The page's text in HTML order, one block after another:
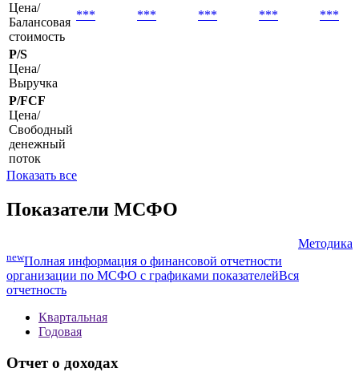
Цена/
Балансовая
стоимость
*** *** *** *** ***
P/S
Цена/
Выручка
P/FCF
Цена/
Свободный
денежный
поток
Показать все
Показатели МСФО
Методика
newПолная информация о финансовой отчетности
организации по МСФО с графиками показателейВся
отчетность
Квартальная
Годовая
Отчет о доходах